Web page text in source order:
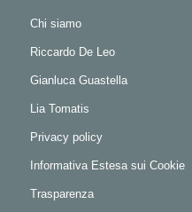
Chi siamo
Riccardo De Leo
Gianluca Guastella
Lia Tomatis
Privacy policy
Informativa Estesa sui Cookie
Trasparenza